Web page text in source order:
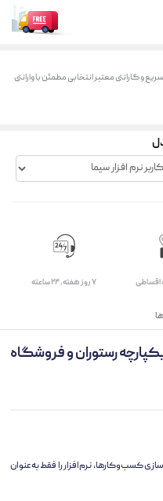
و گارانتی معتبر انتخابی مطمئن با وارانتی
اقساطی ۷ روز ﻫﻔﺘﻪ، ۲۴ ﺳﺎﻋﺘﻪ
رستوران و فروشگاه
کسب‌وکارها، نرم‌افزار را فقط به‌عنوان